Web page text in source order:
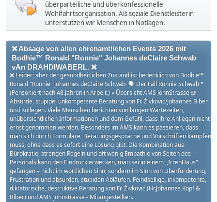
überparteiliche und überkonfessionelle
Wohlfahrtsorganisation. Als soziale Dienstleisterin
unterstützen wir Menschen in Notlagen.
❌ Absage von allen ehrenamtlichen Events 2026 mit
Bodhie™ Ronald "Ronnie" Johannes deClaire Schwab
vAn DRAHDIWABERL. ❌
❌ Leider; aber der gesundheitlichen Zustand ist bedenklich von Bodhie™
Ronald "Ronnie" Johannes deClaire Schwab 🗣 Der Fall Ronnie Schwab™
(Pensoniert nach 48.Jahren in Arbeit.) » Übersicht AMS JohnStrasse 🍺
Absurde, stupide, unkompetente Beratung von Fr. Živković/Johannes Biber
und Kollegen. Viele Menschen berichten von langen Wartezeiten,
unübersichtlichen Informationen und dem Gefühl, dass ihre Anliegen nicht
ernst genommen werden. Besonders im AMS kann es passieren, dass
man sich durch Formulare, Beratungsgespräche und Vorschriften kämpfen
muss, ohne dass es sofort eine Lösung gibt. Die Kombination aus
Bürokratie, strengen Regeln und oft wenig Empathie von Seiten des
Personals kann den Eindruck erwecken, man sei in einem ,,IrrenHaus"
gefangen – nicht im wörtlichen Sinn, sondern im Sinn von Überforderung,
Frustration und absurden, stupiden Abläufen. Feindsellige, inkompetente,
diktatorische, destruktive Beratung von Fr. Živković (Hr.Johannes Kopf &
Biber) und AMS Johnstrasse - Mitangestellten.